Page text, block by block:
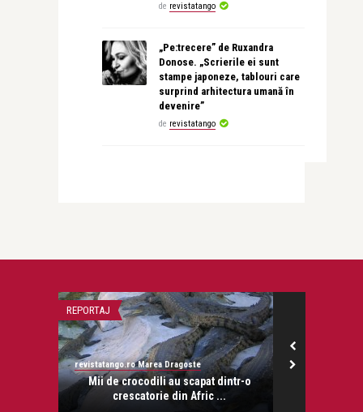
de revistatango
„Pe:trecere” de Ruxandra
Donose. „Scrierile ei sunt
stampe japoneze, tablouri care
surprind arhitectura umană în
devenire”
de revistatango
REPORTAJ
revistatango.ro Marea Dragoste
Mii de crocodili au scapat dintr-o
crescatorie din Afric ...